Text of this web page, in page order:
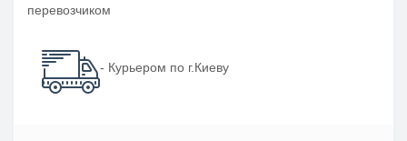
перевозчиком
- Курьером по г.Киеву